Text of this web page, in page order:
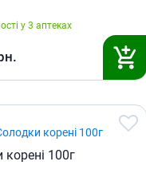
у 3 аптеках
корені 100г